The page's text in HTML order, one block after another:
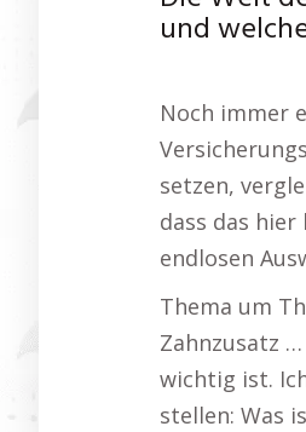
und
Noch immer
setzen,
dass das
endlosen
Thema um
Zahnzusatz
wichtig ist.
stellen: Was